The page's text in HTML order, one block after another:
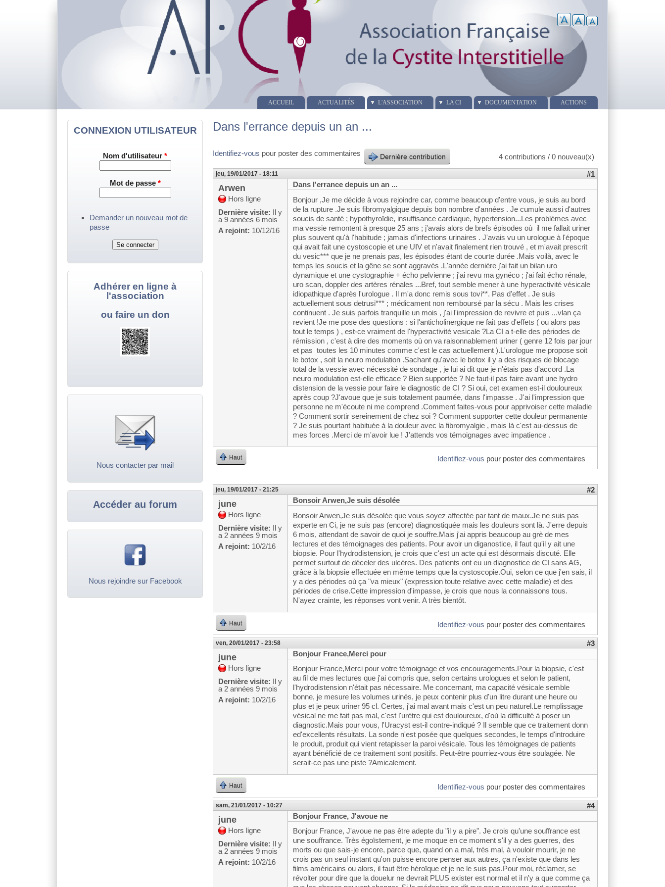
ACCUEIL ACTUALITÉS L'ASSOCIATION LA CI DOCUMENTATION ACTIONS
Dans l'errance depuis un an ...
4 contributions / 0 nouveau(x)
Identifiez-vous pour poster des commentaires Dernière contribution
jeu, 19/01/2017 - 18:11 #1
Arwen
Hors ligne
Dernière visite: Il y
a 9 années 6 mois
A rejoint: 10/12/16
Dans l'errance depuis un an ...
Bonjour ,Je me décide à vous rejoindre car, comme beaucoup d'entre vous, je suis au bord
de la rupture .Je suis fibromyalgique depuis bon nombre d'années . Je cumule aussi d'autres
soucis de santé ; hypothyroïdie, insuffisance cardiaque, hypertension...Les problèmes avec
ma vessie remontent à presque 25 ans ; j'avais alors de brefs épisodes où il me fallait uriner
plus souvent qu'à l'habitude ; jamais d'infections urinaires . J'avais vu un urologue à l'époque
qui avait fait une cystoscopie et une UIV et n'avait finalement rien trouvé , et m'avait prescrit
du vesic*** que je ne prenais pas, les épisodes étant de courte durée .Mais voilà, avec le
temps les soucis et la gêne se sont aggravés .L'année dernière j'ai fait un bilan uro
dynamique et une cystographie + écho pelvienne ; j'ai revu ma gynéco ; j'ai fait écho rénale,
uro scan, doppler des artères rénales ...Bref, tout semble mener à une hyperactivité vésicale
idiopathique d'après l'urologue . Il m'a donc remis sous tovi**. Pas d'effet . Je suis
actuellement sous detrusi*** ; médicament non remboursé par la sécu . Mais les crises
continuent . Je suis parfois tranquille un mois , j'ai l'impression de revivre et puis ...vlan ça
revient !Je me pose des questions : si l'anticholinergique ne fait pas d'effets ( ou alors pas
tout le temps ) , est-ce vraiment de l'hyperactivité vesicale ?La CI a t-elle des périodes de
rémission , c'est à dire des moments où on va raisonnablement uriner ( genre 12 fois par jour
et pas toutes les 10 minutes comme c'est le cas actuellement ).L'urologue me propose soit
le botox , soit la neuro modulation .Sachant qu'avec le botox il y a des risques de blocage
total de la vessie avec nécessité de sondage , je lui ai dit que je n'étais pas d'accord .La
neuro modulation est-elle efficace ? Bien supportée ? Ne faut-il pas faire avant une hydro
distension de la vessie pour faire le diagnostic de CI ? Si oui, cet examen est-il douloureux
après coup ?J'avoue que je suis totalement paumée, dans l'impasse . J'ai l'impression que
personne ne m'écoute ni me comprend .Comment faites-vous pour apprivoiser cette maladie
? Comment sortir sereinement de chez soi ? Comment supporter cette douleur permanente
? Je suis pourtant habituée à la douleur avec la fibromyalgie , mais là c'est au-dessus de
mes forces .Merci de m'avoir lue ! J'attends vos témoignages avec impatience .
Haut Identifiez-vous pour poster des commentaires
jeu, 19/01/2017 - 21:25 #2
june
Hors ligne
Dernière visite: Il y
a 2 années 9 mois
A rejoint: 10/2/16
Bonsoir Arwen,Je suis désolée
Bonsoir Arwen,Je suis désolée que vous soyez affectée par tant de maux.Je ne suis pas
experte en Ci, je ne suis pas (encore) diagnostiquée mais les douleurs sont là. J'erre depuis
6 mois, attendant de savoir de quoi je souffre.Mais j'ai appris beaucoup au grè de mes
lectures et des témoignages des patients. Pour avoir un diganostice, il faut qu'il y ait une
biopsie. Pour l'hydrodistension, je crois que c'est un acte qui est désormais discuté. Elle
permet surtout de déceler des ulcères. Des patients ont eu un diagnostice de CI sans AG,
grâce à la biopsie effectuée en même temps que la cystoscopie.Oui, selon ce que j'en sais, il
y a des périodes où ça "va mieux" (expression toute relative avec cette maladie) et des
périodes de crise.Cette impression d'impasse, je crois que nous la connaissons tous.
N'ayez crainte, les réponses vont venir. A très bientôt.
Haut Identifiez-vous pour poster des commentaires
ven, 20/01/2017 - 23:58 #3
june
Hors ligne
Dernière visite: Il y
a 2 années 9 mois
A rejoint: 10/2/16
Bonjour France,Merci pour
Bonjour France,Merci pour votre témoignage et vos encouragements.Pour la biopsie, c'est
au fil de mes lectures que j'ai compris que, selon certains urologues et selon le patient,
l'hydrodistension n'était pas nécessaire. Me concernant, ma capacité vésicale semble
bonne, je mesure les volumes urinés, je peux contenir plus d'un litre durant une heure ou
plus et je peux uriner 95 cl. Certes, j'ai mal avant mais c'est un peu naturel.Le remplissage
vésical ne me fait pas mal, c'est l'urètre qui est douloureux, d'où la difficulté à poser un
diagnostic.Mais pour vous, l'Uracyst est-il contre-indiqué ? Il semble que ce traitement donn
ed'excellents résultats. La sonde n'est posée que quelques secondes, le temps d'introduire
le produit, produit qui vient retapisser la paroi vésicale. Tous les témoignages de patients
ayant bénéficié de ce traitement sont positifs. Peut-être pourriez-vous être soulagée. Ne
serait-ce pas une piste ?Amicalement.
Haut Identifiez-vous pour poster des commentaires
sam, 21/01/2017 - 10:27 #4
june
Hors ligne
Dernière visite: Il y
a 2 années 9 mois
A rejoint: 10/2/16
Bonjour France, J'avoue ne
Bonjour France, J'avoue ne pas être adepte du "il y a pire". Je crois qu'une souffrance est
une souffrance. Très égoïstement, je me moque en ce moment s'il y a des guerres, des
morts ou que sais-je encore, parce que, quand on a mal, très mal, à vouloir mourir, je ne
crois pas un seul instant qu'on puisse encore penser aux autres, ça n'existe que dans les
films américains ou alors, il faut être héroïque et je ne le suis pas.Pour moi, réclamer, se
révolter pour dire que la douelur ne devrait PLUS exister est normal et il n'y a que comme ça
CONNEXION UTILISATEUR
Nom d'utilisateur*
Mot de passe *
Demander un nouveau mot de
passe
Adhérer en ligne à
l'association
ou faire un don
Nous contacter par mail
Accéder au forum
Nous rejoindre sur Facebook